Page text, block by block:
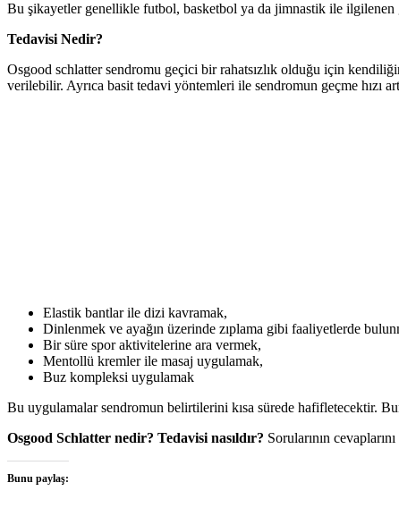
Bu şikayetler genellikle futbol, basketbol ya da jimnastik ile ilgilenen
Tedavisi Nedir?
Osgood schlatter sendromu geçici bir rahatsızlık olduğu için
verilebilir. Ayrıca basit tedavi yöntemleri ile sendromun geçme hızı
Elastik bantlar ile dizi kavramak,
Dinlenmek ve ayağın üzerinde zıplama gibi faaliyetlerde
Bir süre spor aktivitelerine ara vermek,
Mentollü kremler ile masaj uygulamak,
Buz kompleksi uygulamak
Bu uygulamalar sendromun belirtilerini kısa sürede hafifletecektir.
Osgood Schlatter nedir? Tedavisi nasıldır? Sorularının
Bunu paylaş: